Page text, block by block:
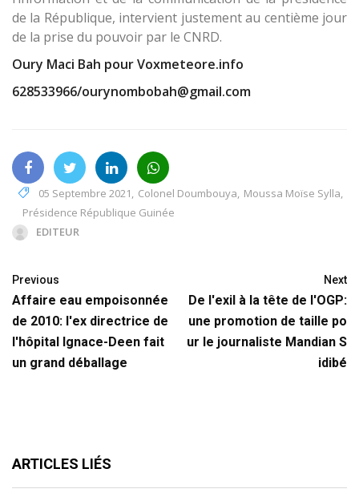
de la République, intervient justement au centième jour
de la prise du pouvoir par le CNRD.
Oury Maci Bah pour Voxmeteore.info
628533966/ourynombobah@gmail.com
05 Septembre 2021, Colonel Doumbouya, Moussa Moïse Sylla,
Présidence République Guinée
EDITEUR
Previous
Affaire eau empoisonnée
de 2010: l'ex directrice de
l'hôpital Ignace-Deen fait
un grand déballage
Next
De l'exil à la tête de l'OGP:
une promotion de taille po
ur le journaliste Mandian S
idibé
ARTICLES LIÉS